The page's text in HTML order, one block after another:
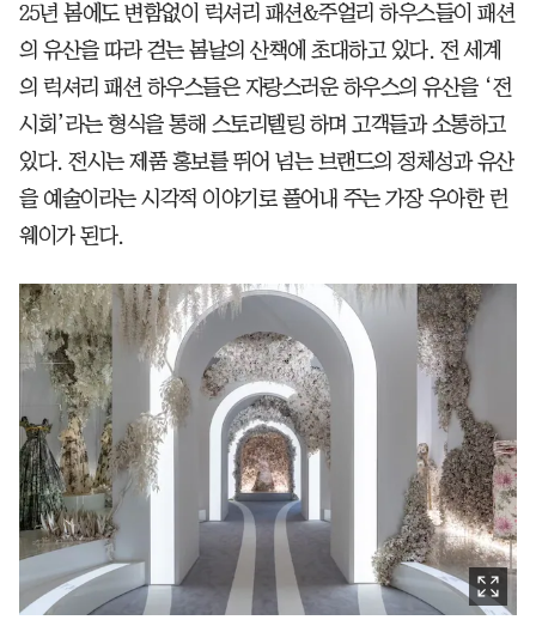
25년 봄에도 변함없이 럭셔리 패션&주얼리 하우스들이 패션
의 유산을 따라 걷는 봄날의 산책에 초대하고 있다. 전 세계
의 럭셔리 패션 하우스들은 자랑스러운 하우스의 유산을 ‘전
시회’라는 형식을 통해 스토리텔링 하며 고객들과 소통하고
있다. 전시는 제품 홍보를 뛰어 넘는 브랜드의 정체성과 유산
을 예술이라는 시각적 이야기로 풀어내 주는 가장 우아한 런
웨이가 된다.